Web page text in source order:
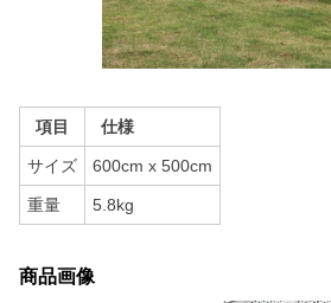
項目 仕様
サイズ 600cm x 500cm
重量 5.8kg
商品画像